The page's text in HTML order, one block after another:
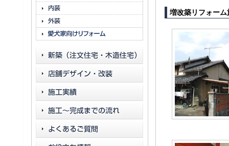
増改築リフォー